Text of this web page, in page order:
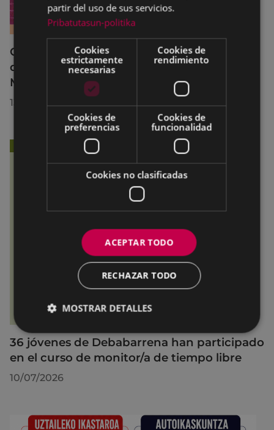
Curso breve de preparación de exámenes
de los niveles B2 y C1 en el Euskaltegi
Municipal
13/07/2026
36 jóvenes de Debabarrena han participado
en el curso de monitor/a de tiempo libre
10/07/2026
partir del uso de sus servicios.
Pribatutasun-politika
Cookies
estrictamente
necesarias
Cookies de
rendimiento
Cookies de
preferencias
Cookies de
funcionalidad
Cookies no clasificadas
ACEPTAR TODO
RECHAZAR TODO
MOSTRAR DETALLES